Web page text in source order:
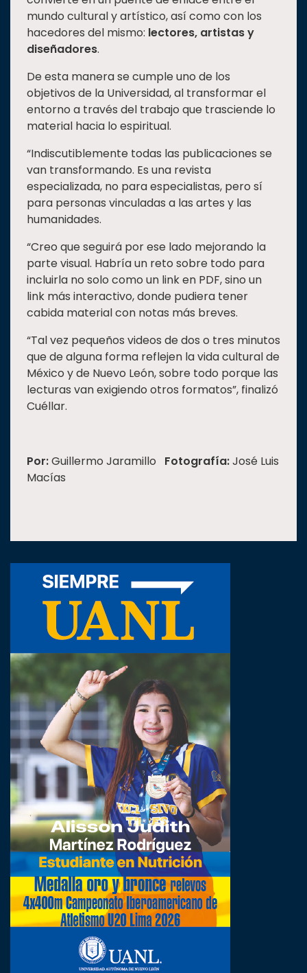
mundo cultural y artístico, así como con los
hacedores del mismo: lectores, artistas y
diseñadores.
De esta manera se cumple uno de los
objetivos de la Universidad, al transformar el
entorno a través del trabajo que trasciende lo
material hacia lo espiritual.
“Indiscutiblemente todas las publicaciones se
van transformando. Es una revista
especializada, no para especialistas, pero sí
para personas vinculadas a las artes y las
humanidades.
“Creo que seguirá por ese lado mejorando la
parte visual. Habría un reto sobre todo para
incluirla no solo como un link en PDF, sino un
link más interactivo, donde pudiera tener
cabida material con notas más breves.
“Tal vez pequeños videos de dos o tres minutos
que de alguna forma reflejen la vida cultural de
México y de Nuevo León, sobre todo porque las
lecturas van exigiendo otros formatos”, finalizó
Cuéllar.
Por:Guillermo Jaramillo Fotografía:José Luis
Macías